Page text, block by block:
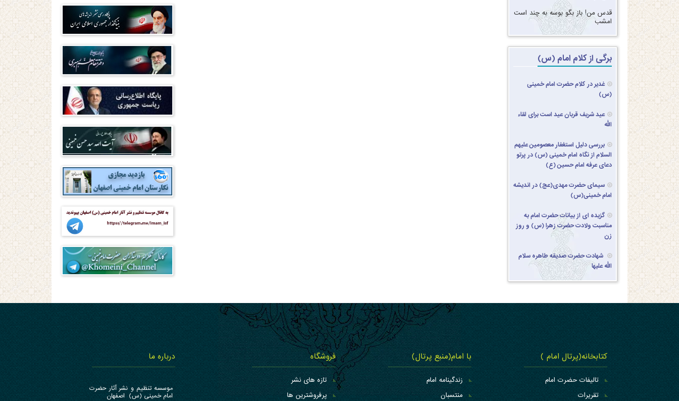
‏‏قدس من! باز بگو بوسه به چند است
امشب
برگی از کلام امام (س)
غدیر در کلام حضرت امام خمینی
(س)
عید شریف قربان عید است برای لقاء
الله
بررسی دلیل استغفار معصومین علیهم
السلام از نگاه امام خمینی (س) در پرتو
دعای عرفه امام حسین (ع)
سیمای حضرت مهدی(عج) در اندیشه
امام خمینی(س)
گزیده ای از بیانات حضرت امام به
مناسبت ولادت حضرت زهرا (س) و روز
زن
شهادت حضرت صدیقه طاهره سلام
الله علیها
کتابخانه(پرتال امام )
تالیفات حضرت امام
تقریرات
با امام(منبع پرتال)
زندگینامه امام
منتسبان
فروشگاه
تازه های نشر
پرفروشترین ها
درباره ما
موسسه تنظیم و نشر آثار حضرت
امام خمینی (س) اصفهان